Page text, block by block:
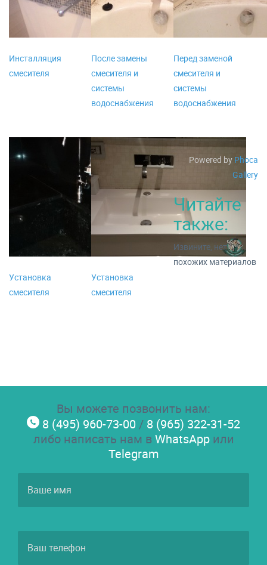
Инсталляция
смесителя
После замены
смесителя и
системы
водоснабжения
Перед заменой
смесителя и
системы
водоснабжения
Установка
смесителя
Установка
смесителя
Powered by Phoca
Gallery
Читайте
также:
Извините, нет
похожих материалов
Вы можете позвонить нам:
8 (495) 960-73-00 / 8 (965) 322-31-52
либо написать нам вWhatsAppили
Telegram